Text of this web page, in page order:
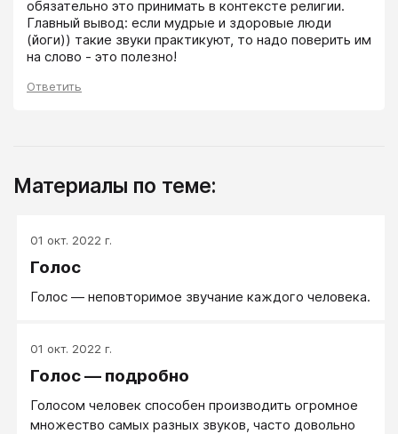
обязательно это принимать в контексте религии.
Главный вывод: если мудрые и здоровые люди
(йоги)) такие звуки практикуют, то надо поверить им
на слово - это полезно!
Ответить
Материалы по теме:
01 окт. 2022 г.
Голос
Голос — неповторимое звучание каждого человека.
01 окт. 2022 г.
Голос — подробно
Голосом человек способен производить огромное
множество самых разных звуков, часто довольно